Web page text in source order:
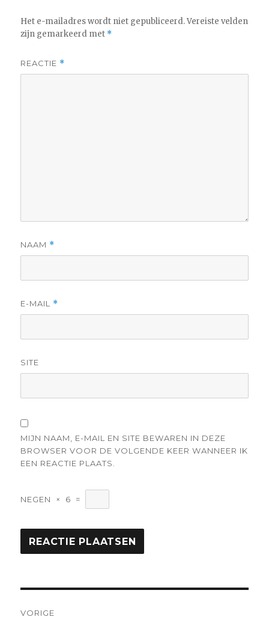
Het e-mailadres wordt niet gepubliceerd. Vereiste velden
zijn gemarkeerd met *
REACTIE *
NAAM *
E-MAIL *
SITE
MIJN NAAM, E-MAIL EN SITE BEWAREN IN DEZE
BROWSER VOOR DE VOLGENDE KEER WANNEER IK
EEN REACTIE PLAATS.
NEGEN × 6 =
VORIGE